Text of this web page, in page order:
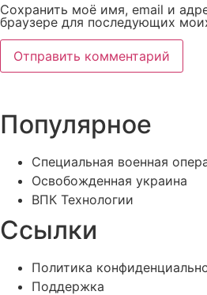
Сохранить моё имя, email и
браузере для последующих
Популярное
Специальная военная
Освобожденная украина
ВПК Технологии
Ссылки
Политика
Поддержка